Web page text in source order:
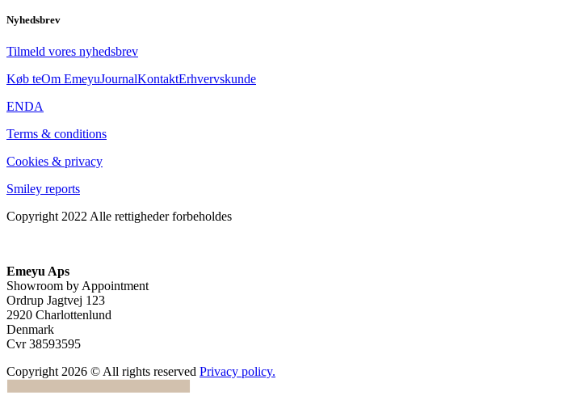
Nyhedsbrev
Tilmeld vores nyhedsbrev
Køb teOm EmeyuJournalKontaktErhvervskunde
ENDA
Terms & conditions
Cookies & privacy
Smiley reports
Copyright 2022 Alle rettigheder forbeholdes
Emeyu Aps
Showroom by Appointment
Ordrup Jagtvej 123
2920 Charlottenlund
Denmark
Cvr 38593595
Copyright 2026 © All rights reserved Privacy policy.